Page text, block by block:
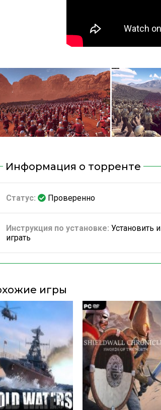
Информация о торренте
Статус: Проверенно
Инструкция по установке: Установить и
играть
игры